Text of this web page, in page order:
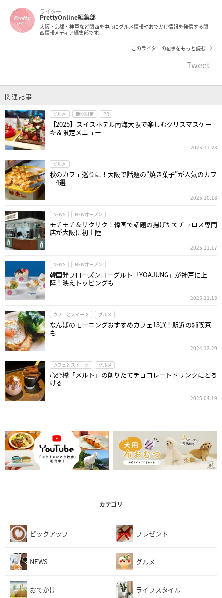
ライター
PrettyOnline編集部
大阪・京都・神戸など関西を中心にグルメ情報やおでかけ情報を発信する関
西情報メディア編集部です。
このライターの記事をもっと読む
Tweet
関連記事
グルメ 期間限定 PR
【2025】スイスホテル南海大阪で楽しむクリスマスケー
キ＆限定メニュー
2025.11.28
グルメ
秋のカフェ巡りに！大阪で話題の“焼き菓子”が人気のカフ
ェ4選
2025.10.18
NEWS NEWオープン
モチモチ＆サクサク！韓国で話題の揚げたてチュロス専門
店が大阪に初上陸
2025.11.17
NEWS NEWオープン
韓国発フローズンヨーグルト「YOAJUNG」が神戸に上
陸！映えトッピングも
2025.11.18
カフェとスイーツ グルメ
なんばのモーニングおすすめカフェ13選！駅近の純喫茶
も
2024.12.20
カフェとスイーツ グルメ
心斎橋「メルト」の削りたてチョコレートドリンクにとろ
ける
2025.04.19
カテゴリ
ピックアップ プレゼント
NEWS グルメ
おでかけ ライフスタイル